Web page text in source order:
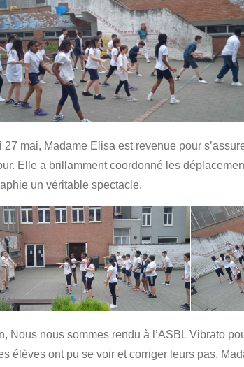
27 mai, Madame Elisa est revenue pour
Elle a brillamment coordonné les
un véritable spectacle.
Nous nous sommes rendu à l’ASBL Vibrato
élèves ont pu se voir et corriger leurs pas.